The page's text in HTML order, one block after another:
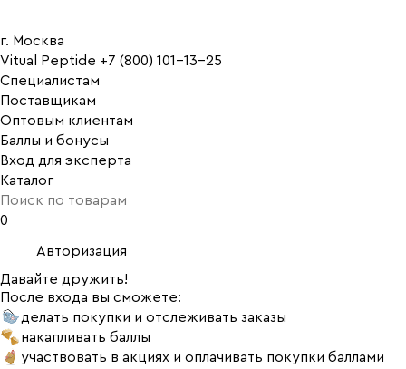
г. Москва
Vitual Peptide +7 (800) 101-13-25
Специалистам
Поставщикам
Оптовым клиентам
Баллы и бонусы
Вход для эксперта
Каталог
0
Авторизация
Давайте дружить!
После входа вы сможете:
делать покупки и отслеживать заказы
накапливать баллы
участвовать в акциях и оплачивать покупки баллами